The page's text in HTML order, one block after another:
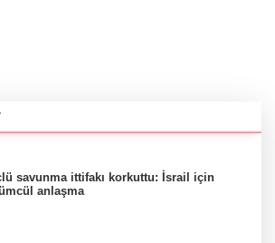
savunma ittifakı korkuttu: İsrail için
anlaşma